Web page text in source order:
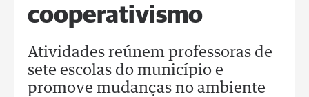
cooperativismo
Atividades reúnem professoras de
sete escolas do município e
promove mudanças no ambiente